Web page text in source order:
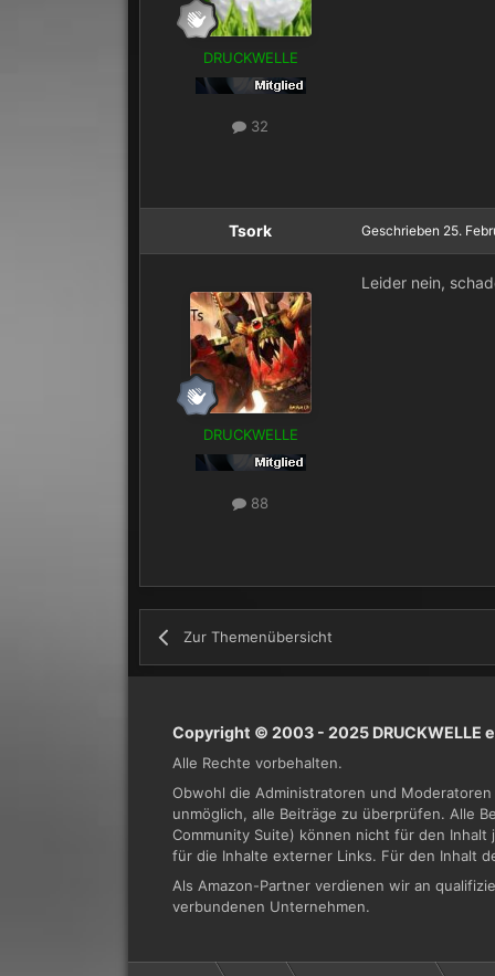
DRUCKWELLE
32
Tsork
DRUCKWELLE
88
Geschrieben 25.
Leider nein,
Zur Themenübersicht
Copyright © 2003 - 2025 DRUCKWELLE
Alle Rechte vorbehalten.
Obwohl die Administratoren und
unmöglich, alle Beiträge zu überprüfen. Alle
Community Suite) können nicht für den
für die Inhalte externer Links. Für den Inhalt
Als Amazon-Partner verdienen wir an
verbundenen Unternehmen.